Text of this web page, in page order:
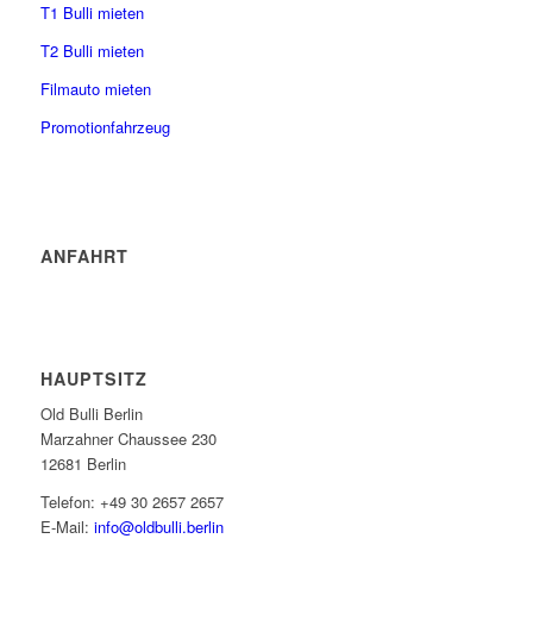
T1 Bulli mieten
T2 Bulli mieten
Filmauto mieten
Promotionfahrzeug
ANFAHRT
HAUPTSITZ
Old Bulli Berlin
Marzahner Chaussee 230
12681 Berlin
Telefon: +49 30 2657 2657
E-Mail: info@oldbulli.berlin